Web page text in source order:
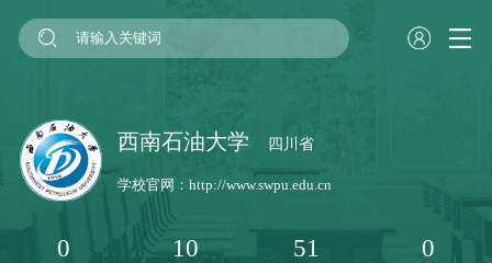
西南石油大学 四川省
学校官网： http://www.swpu.edu.cn
0 10 51 0